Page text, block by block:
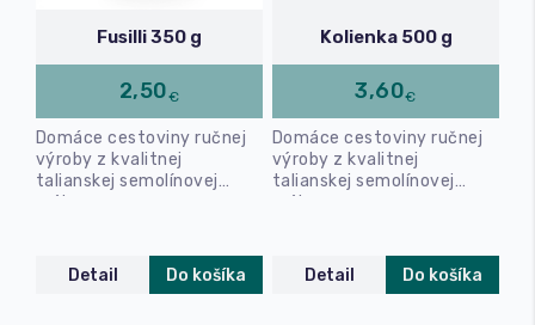
Fusilli 350 g
2,50€
Domáce cestoviny ručnej
výroby z kvalitnej
talianskej semolínovej
múky.
Detail Do košíka
Kolienka 500 g
3,60€
Domáce cestoviny ručnej
výroby z kvalitnej
talianskej semolínovej
múky.
Detail Do košíka